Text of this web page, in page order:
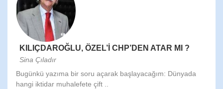
KILIÇDAROĞLU, ÖZEL’İ CHP’DEN ATAR MI ?
Sina Çıladır
Bugünkü yazıma bir soru açarak başlayacağım: Dünyada
hangi iktidar muhalefete çift ..